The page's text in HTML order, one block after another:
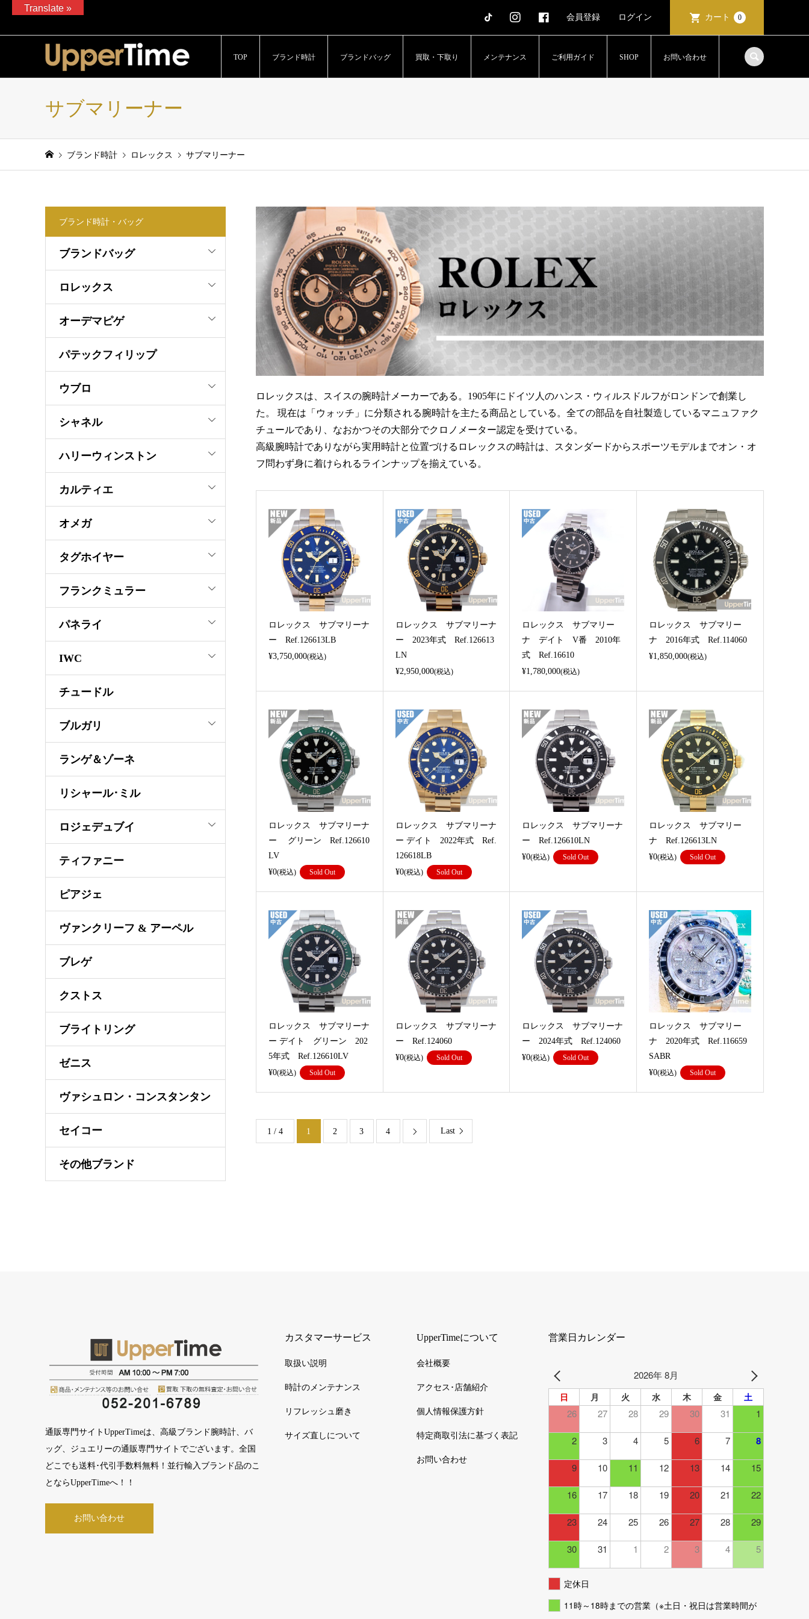
ブランド腕時計、バッグ、ジュエリーの販売、通販サイト「UpperTime – アッパータイム」 会員登録 ログイン カート 0
TOP ブランド時計 ブランドバッグ 買取・下取り メンテナンス ご利用ガイド SHOP お問い合わせ
サブマリーナー
ブランド時計 ロレックス サブマリーナー
ロレックスは、スイスの腕時計メーカーである。1905年にドイツ人のハンス・ウィルスドルフがロンドンで創業し
た。 現在は「ウォッチ」に分類される腕時計を主たる商品としている。全ての部品を自社製造しているマニュファク
チュールであり、なおかつその大部分でクロノメーター認定を受けている。
高級腕時計でありながら実用時計と位置づけるロレックスの時計は、スタンダードからスポーツモデルまでオン・オ
フ問わず身に着けられるラインナップを揃えている。
ロレックス サブマリーナ
ー Ref.126613LB
¥3,750,000(税込)
ロレックス サブマリーナ
ー 2023年式 Ref.126613
LN
¥2,950,000(税込)
ロレックス サブマリー
ナ デイト V番 2010年
式 Ref.16610
¥1,780,000(税込)
ロレックス サブマリー
ナ 2016年式 Ref.114060
¥1,850,000(税込)
ロレックス サブマリーナ
ー グリーン Ref.126610
LV
¥0(税込) Sold Out
ロレックス サブマリーナ
ー デイト 2022年式 Ref.
126618LB
¥0(税込) Sold Out
ロレックス サブマリーナ
ー Ref.126610LN
¥0(税込) Sold Out
ロレックス サブマリー
ナ Ref.126613LN
¥0(税込) Sold Out
ロレックス サブマリーナ
ー デイト グリーン 202
5年式 Ref.126610LV
¥0(税込) Sold Out
ロレックス サブマリーナ
ー Ref.124060
¥0(税込) Sold Out
ロレックス サブマリーナ
ー 2024年式 Ref.124060
¥0(税込) Sold Out
ロレックス サブマリー
ナ 2020年式 Ref.116659
SABR
¥0(税込) Sold Out
1 / 4 1 2 3 4  Last
ブランド時計・バッグ
ブランドバッグ
ロレックス
オーデマピゲ
パテックフィリップ
ウブロ
シャネル
ハリーウィンストン
カルティエ
オメガ
タグホイヤー
フランクミュラー
パネライ
IWC
チュードル
ブルガリ
ランゲ＆ゾーネ
リシャール･ミル
ロジェデュブイ
ティファニー
ピアジェ
ヴァンクリーフ & アーペル
ブレゲ
クストス
ブライトリング
ゼニス
ヴァシュロン・コンスタンタン
セイコー
その他ブランド
通販専門サイトUpperTimeは、高級ブランド腕時計、バ
ッグ、ジュエリーの通販専門サイトでございます。全国
どこでも送料･代引手数料無料！並行輸入ブランド品のこ
とならUpperTimeへ！！
お問い合わせ
カスタマーサービス
取扱い説明
時計のメンテナンス
リフレッシュ磨き
サイズ直しについて
UpperTimeについて
会社概要
アクセス･店舗紹介
個人情報保護方針
特定商取引法に基づく表記
お問い合わせ
営業日カレンダー
2026年 8月
日 月 火 水 木 金 土
26 27 28 29 30 31 1
2 3 4 5 6 7 8
9 10 11 12 13 14 15
16 17 18 19 20 21 22
23 24 25 26 27 28 29
30 31 1 2 3 4 5
定休日
11時～18時までの営業（※土日・祝日は営業時間が
Translate »